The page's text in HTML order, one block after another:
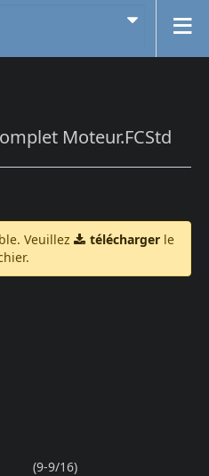
Moteur.FCStd
Veuillez téléchargerle
(9-9/16)